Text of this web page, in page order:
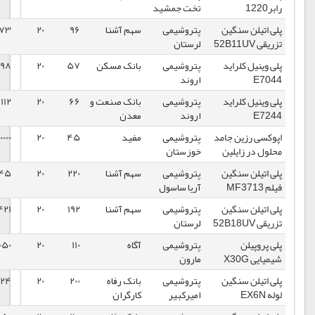
تخت جمشید
پتروشیمی
لرستان
سهم آشنا 96
20
76973
1398/08/14
پتروشیمی
اروند
بانک مسکن 57
20
78398
1398/08/13
پتروشیمی
اروند
بانک صنعت و 66
20
79112
1398/08/06
پتروشیمی
خوزستان
مفید 45
20
1398/08/04
پتروشیمی
آریا ساسول
سهم آشنا 220
20
91145
1398/07/30
پتروشیمی
لرستان
سهم آشنا 192
20
83421
1398/07/16
پتروشیمی
مارون
110
20
1398/07/15
پتروشیمی
امیرکبیر
بانک رفاه 200
20
98224
1398/07/09